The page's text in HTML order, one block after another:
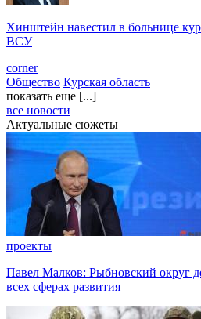
Хинштейн навестил в больнице
ВСУ
corner
Общество Курская область
показать еще [...]
все новости
Актуальные сюжеты
проекты
Павел Малков: Рыбновский округ
всех сферах развития